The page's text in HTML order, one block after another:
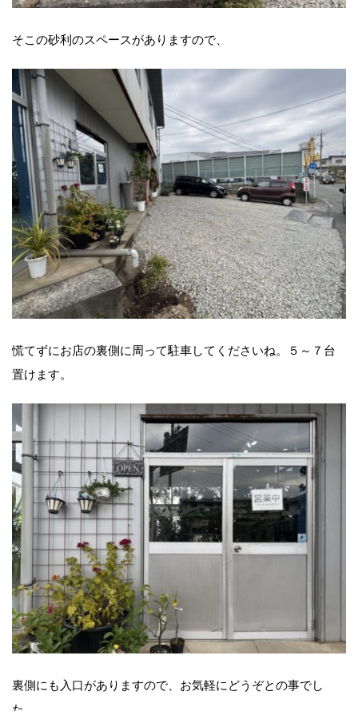
そこの砂利のスペースがありますので、
慌てずにお店の裏側に周って駐車してくださいね。５～７台
置けます。
裏側にも入口がありますので、お気軽にどうぞとの事でし